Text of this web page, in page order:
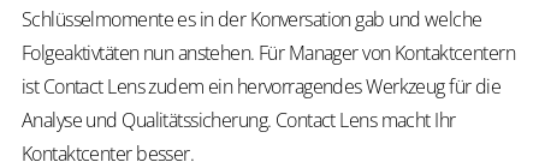
Schlüsselmomente es in der Konversation gab und welche
Folgeaktivtäten nun anstehen. Für Manager von Kontaktcentern
ist Contact Lens zudem ein hervorragendes Werkzeug für die
Analyse und Qualitätssicherung. Contact Lens macht Ihr
Kontaktcenter besser.